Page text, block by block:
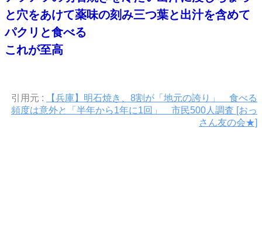
と穴をあけて薬味の刻み三つ葉と出汁を含めて
パクリと食べる
これが至高
引用元 :
【兵庫】明石焼き、8割が「地元の誇り」 食べる
頻度は意外と「半年から1年に1回」 市民500人調査 [おっ
さん友の会★]